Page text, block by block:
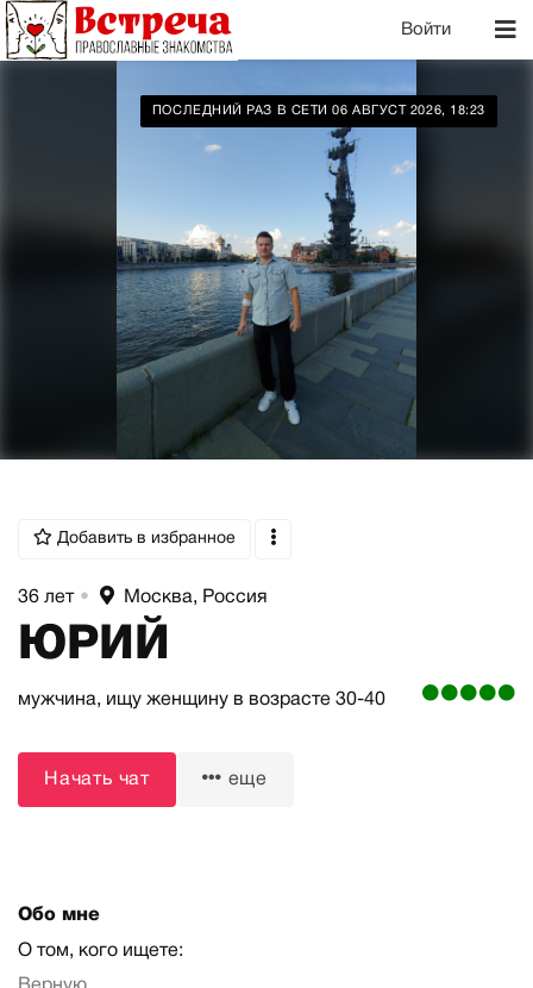
Войти
ПОСЛЕДНИЙ РАЗ В СЕТИ 06 АВГУСТ 2026, 18:23
Добавить в избранное
36 лет • Москва, Россия
ЮРИЙ
мужчина, ищу женщину в возрасте 30-40
Начать чат еще
Обо мне
О том, кого ищете: